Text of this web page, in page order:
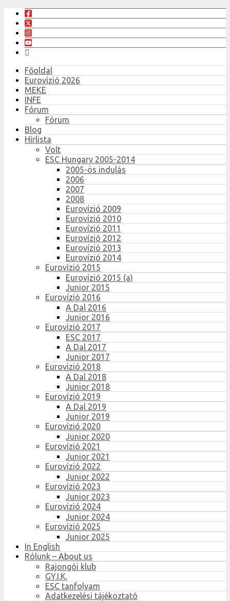
Főoldal
Eurovízió 2026
MEKE
INFE
Fórum
Fórum
Blog
Hírlista
Volt
ESC Hungary 2005-2014
2005-ös indulás
2006
2007
2008
Eurovízió 2009
Eurovízió 2010
Eurovízió 2011
Eurovízió 2012
Eurovízió 2013
Eurovízió 2014
Eurovízió 2015
Eurovízió 2015 (a)
Junior 2015
Eurovízió 2016
A Dal 2016
Junior 2016
Eurovízió 2017
ESC 2017
A Dal 2017
Junior 2017
Eurovízió 2018
A Dal 2018
Junior 2018
Eurovízió 2019
A Dal 2019
Junior 2019
Eurovízió 2020
Junior 2020
Eurovízió 2021
Junior 2021
Eurovízió 2022
Junior 2022
Eurovízió 2023
Junior 2023
Eurovízió 2024
Junior 2024
Eurovízió 2025
Junior 2025
In English
Rólunk – About us
Rajongói klub
GY.I.K.
ESC tanfolyam
Adatkezelési tájékoztató